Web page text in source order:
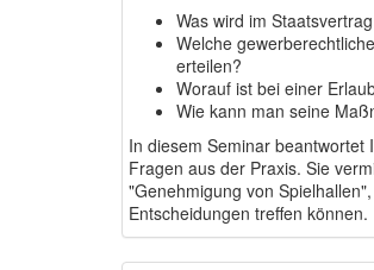
Was wird im
Welche
erteilen?
Worauf ist bei einer
Wie kann man seine
In diesem Seminar
Fragen aus der Praxis. Sie
"Genehmigung von
Entscheidungen treffen können.